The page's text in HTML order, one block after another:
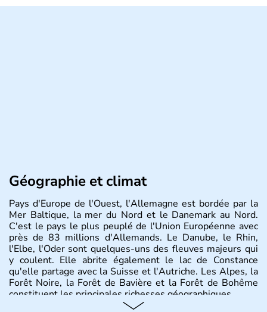
Géographie et climat
Pays d'Europe de l'Ouest, l'Allemagne est bordée par la
Mer Baltique, la mer du Nord et le Danemark au Nord.
C'est le pays le plus peuplé de l'Union Européenne avec
près de 83 millions d'Allemands. Le Danube, le Rhin,
l'Elbe, l'Oder sont quelques-uns des fleuves majeurs qui
y coulent. Elle abrite également le lac de Constance
qu'elle partage avec la Suisse et l'Autriche. Les Alpes, la
Forêt Noire, la Forêt de Bavière et la Forêt de Bohême
constituent les principales richesses géographiques.